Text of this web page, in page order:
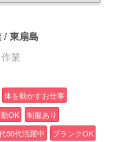
/ 東扇島
業
体を動かすお仕事
OK
制服あり
50代活躍中
ブランクOK